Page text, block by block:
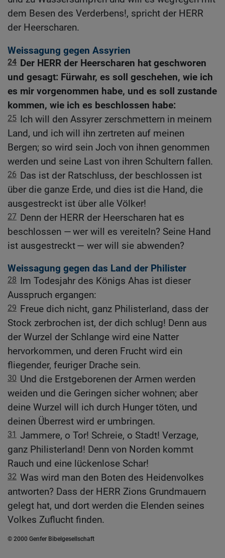
dem Besen des Verderbens!, spricht der HERR
der Heerscharen.
Weissagung gegen Assyrien
24 Der HERR der Heerscharen hat geschworen
und gesagt: Fürwahr, es soll geschehen, wie ich
es mir vorgenommen habe, und es soll zustande
kommen, wie ich es beschlossen habe:
25 Ich will den Assyrer zerschmettern in meinem
Land, und ich will ihn zertreten auf meinen
Bergen; so wird sein Joch von ihnen genommen
werden und seine Last von ihren Schultern fallen.
26 Das ist der Ratschluss, der beschlossen ist
über die ganze Erde, und dies ist die Hand, die
ausgestreckt ist über alle Völker!
27 Denn der HERR der Heerscharen hat es
beschlossen — wer will es vereiteln? Seine Hand
ist ausgestreckt — wer will sie abwenden?
Weissagung gegen das Land der Philister
28 Im Todesjahr des Königs Ahas ist dieser
Ausspruch ergangen:
29 Freue dich nicht, ganz Philisterland, dass der
Stock zerbrochen ist, der dich schlug! Denn aus
der Wurzel der Schlange wird eine Natter
hervorkommen, und deren Frucht wird ein
fliegender, feuriger Drache sein.
30 Und die Erstgeborenen der Armen werden
weiden und die Geringen sicher wohnen; aber
deine Wurzel will ich durch Hunger töten, und
deinen Überrest wird er umbringen.
31 Jammere, o Tor! Schreie, o Stadt! Verzage,
ganz Philisterland! Denn von Norden kommt
Rauch und eine lückenlose Schar!
32 Was wird man den Boten des Heidenvolkes
antworten? Dass der HERR Zions Grundmauern
gelegt hat, und dort werden die Elenden seines
Volkes Zuflucht finden.
© 2000 Genfer Bibelgesellschaft